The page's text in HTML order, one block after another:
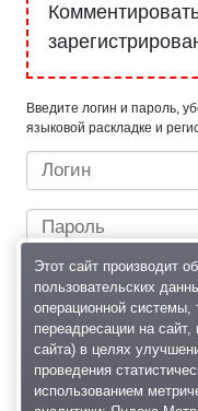
Введите логин и пароль,
языковой раскладке и
Быстрый вход/
Этот сайт производит
пользовательских
операционной системы,
переадресации на
сайта) в целях
проведения
использованием